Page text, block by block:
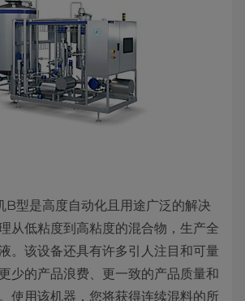
B型是高度自动化且用途广泛的解决
从低粘度到高粘度的混合物，生产全
。该设备还具有许多引人注目和可量
少的产品浪费、更一致的产品质量和
使用该机器，您将获得连续混料的所